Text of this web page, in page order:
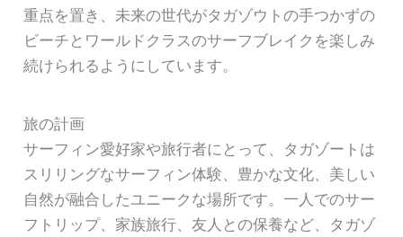
重点を置き、未来の世代がタガゾウトの手つかずの
ビーチとワールドクラスのサーフブレイクを楽しみ
続けられるようにしています。
旅の計画
サーフィン愛好家や旅行者にとって、タガゾートは
スリリングなサーフィン体験、豊かな文化、美しい
自然が融合したユニークな場所です。一人でのサー
フトリップ、家族旅行、友人との保養など、タガゾ